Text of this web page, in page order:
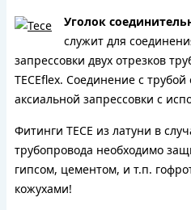
Уголок
служит для
запрессовки двух отрезков
TECEflex. Соединение с
аксиальной запрессовки с
Фитинги TECE из латуни в
трубопровода необходимо
гипсом, цементом, и т.п.
кожухами!